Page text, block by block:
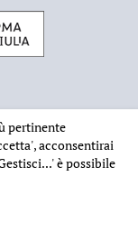
- CF 80023560305
pertinente
, acconsentirai
è possibile